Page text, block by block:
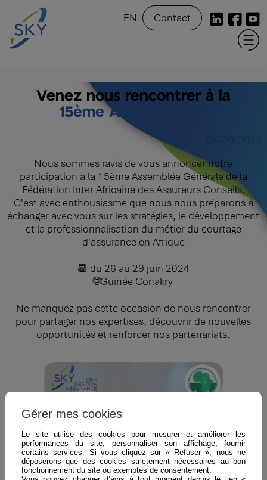
EN Contact
Venez nous rencontrer à la
15ème AG de la FIAC
06/06/2024
Nous sommes ravis de vous annoncer notre
participation à la 15ème Assemblée Générale de la
Fédération Inter Africaine des Assureurs Conseils.
C'est avec enthousiasme que nous nous préparons à
échanger avec vous sur les stratégies, le développement
et la professionnalisation du métier du courtage
d'assurance en Afrique
📆 du 26 au 29 juin 2024
🌐 Guinée Conakry
Ne manquez pas cette occasion de nous rencontrer
pour partager nos expertises, découvrir de nouvelles
opportunités et renforcer nos partenariats.
Gérer mes cookies
Le site utilise des cookies pour mesurer et améliorer les
performances du site, personnaliser son affichage, fournir
certains services. Si vous cliquez sur « Refuser », nous ne
déposerons que des cookies strictement nécessaires au bon
fonctionnement du site ou exemptés de consentement.